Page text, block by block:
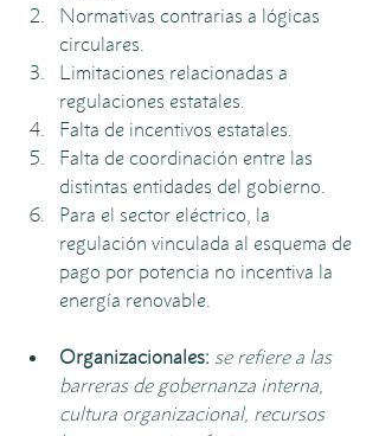
Normativas contrarias a lógicas
circulares.
Limitaciones relacionadas a
regulaciones estatales.
Falta de incentivos estatales.
Falta de coordinación entre las
distintas entidades del gobierno.
Para el sector eléctrico, la
regulación vinculada al esquema de
pago por potencia no incentiva la
energía renovable.
Organizacionales: se refiere a las
barreras de gobernanza interna,
cultura organizacional, recursos